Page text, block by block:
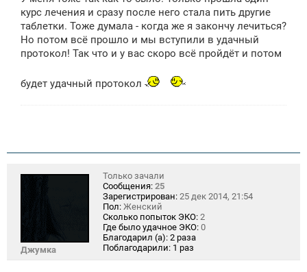
курс лечения и сразу после него стала пить другие
таблетки. Тоже думала - когда же я закончу лечиться?
Но потом всё прошло и мы вступили в удачный
протокол! Так что и у вас скоро всё пройдёт и потом
будет удачный протокол
Джумка
Только зачали
Сообщения: 25
Зарегистрирован: 25 дек 2014, 21:54
Пол: Женский
Сколько попыток ЭКО: 2
Где было удачное ЭКО: 0
Благодарил (а): 2 раза
Поблагодарили: 1 раз